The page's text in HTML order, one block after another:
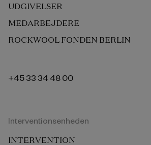
UDGIVELSER
MEDARBEJDERE
ROCKWOOL FONDEN BERLIN
+45 33 34 48 00
Interventionsenheden
INTERVENTION